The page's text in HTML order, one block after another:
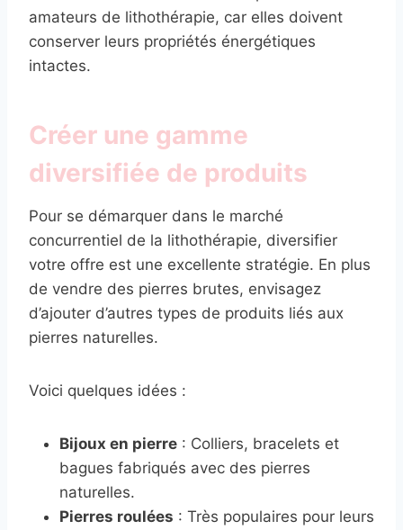
amateurs de lithothérapie, car elles doivent
conserver leurs propriétés énergétiques
intactes.
Créer une gamme
diversifiée de produits
Pour se démarquer dans le marché
concurrentiel de la lithothérapie, diversifier
votre offre est une excellente stratégie. En plus
de vendre des pierres brutes, envisagez
d’ajouter d’autres types de produits liés aux
pierres naturelles.
Voici quelques idées :
Bijoux en pierre : Colliers, bracelets et
bagues fabriqués avec des pierres
naturelles.
Pierres roulées : Très populaires pour leurs